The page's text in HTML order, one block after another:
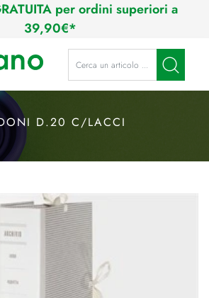
per ordini superiori a
39,90€*
La modifica di un filtro
D.20 C/LACCI